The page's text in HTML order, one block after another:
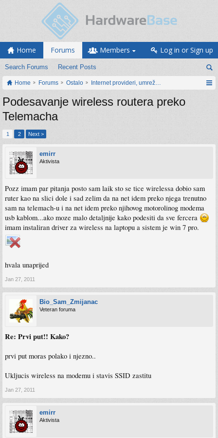
Home Forums
Search Forums Recent Posts
Members Log in or Sign up
Home Forums Ostalo Internet provideri, umrežavanje i web servisi
Podesavanje wireless routera preko
Telemacha
1 2 Next >
emirr
Aktivista
Pozz imam par pitanja posto sam laik sto se tice wirelessa dobio sam
ruter kao na slici dole i sad zelim da na net idem preko njega trenutno
sam na telemach-u i na net idem preko njihovog motorolinog modema
usb kablom...ako moze malo detaljnije kako podesiti da sve fercera
imam instaliran driver za wireless na laptopu a sistem je win 7 pro.
hvala unaprijed
Jan 27, 2011
Bio_Sam_Zmijanac
Veteran foruma
Re: Prvi put!! Kako?
prvi put moras polako i njezno..
Ukljucis wireless na modemu i stavis SSID zastitu
Jan 27, 2011
emirr
Aktivista